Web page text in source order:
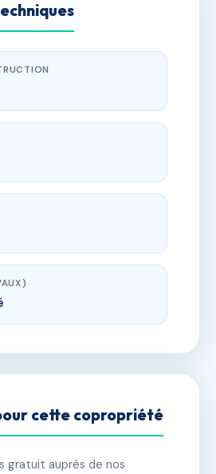
cette copropriété
gratuit auprès de nos